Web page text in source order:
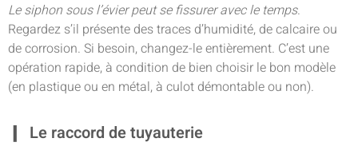
Le siphon sous l’évier peut se fissurer avec le temps.
Regardez s’il présente des traces d’humidité, de calcaire ou
de corrosion. Si besoin, changez-le entièrement. C’est une
opération rapide, à condition de bien choisir le bon modèle
(en plastique ou en métal, à culot démontable ou non).
Le raccord de tuyauterie